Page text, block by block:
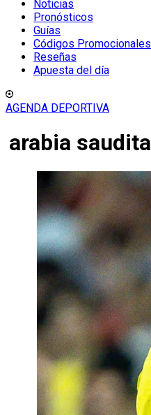
Noticias
Pronósticos
Guías
Códigos Promocionales
Reseñas
Apuesta del día
AGENDA DEPORTIVA
arabia saudita